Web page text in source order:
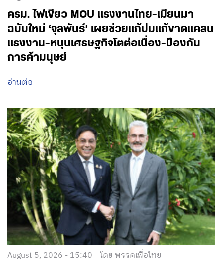
ครม. ไฟเขียว MOU แรงงานไทย-เมียนมา
ฉบับใหม่ ‘จุลพันธ์’ เผยช่วยแก้ปมแก้ขาดแคลน
แรงงาน-หนุนเศรษฐกิจโตต่อเนื่อง-ป้องกัน
การค้ามนุษย์
อ่านต่อ
August 5, 2026 - 15:40 โดย พรรคเพื่อไทย